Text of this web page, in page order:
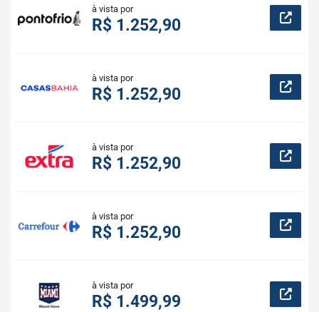
à vista por
R$ 1.252,90
à vista por
R$ 1.252,90
à vista por
R$ 1.252,90
à vista por
R$ 1.252,90
à vista por
R$ 1.499,99